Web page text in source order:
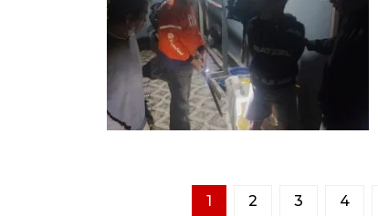
1 2 3 4